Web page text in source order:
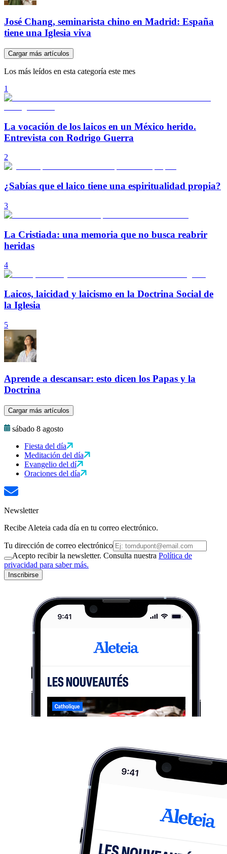
José Chang, seminarista chino en Madrid: España
tiene una Iglesia viva
Cargar más artículos
Los más leídos en esta categoría este mes
1
La vocación de los laicos en un México herido.
Entrevista con Rodrigo Guerra
2
¿Sabías que el laico tiene una espiritualidad propia?
3
La Cristiada: una memoria que no busca reabrir
heridas
4
Laicos, laicidad y laicismo en la Doctrina Social de
la Iglesia
5
Aprende a descansar: esto dicen los Papas y la
Doctrina
Cargar más artículos
sábado 8 agosto
Fiesta del día
Meditación del día
Evangelio del dí
Oraciones del día
Newsletter
Recibe Aleteia cada día en tu correo electrónico.
Tu dirección de correo electrónico
Acepto recibir la newsletter. Consulta nuestra Política de
privacidad para saber más.
Inscribirse